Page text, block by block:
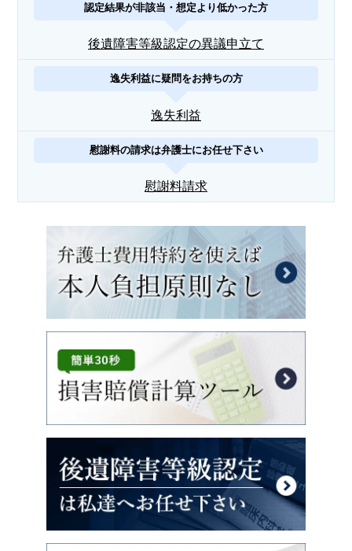
認定結果が非該当・想定より低かった方
後遺障害等級認定の異議申立て
逸失利益に疑問をお持ちの方
逸失利益
慰謝料の請求は弁護士にお任せ下さい
慰謝料請求